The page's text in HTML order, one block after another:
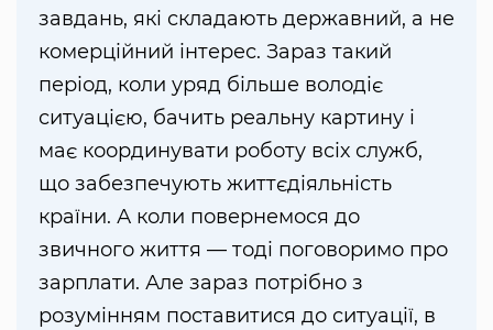
завдань, які складають державний, а не
комерційний інтерес. Зараз такий
період, коли уряд більше володіє
ситуацією, бачить реальну картину і
має координувати роботу всіх служб,
що забезпечують життєдіяльність
країни. А коли повернемося до
звичного життя — тоді поговоримо про
зарплати. Але зараз потрібно з
розумінням поставитися до ситуації, в